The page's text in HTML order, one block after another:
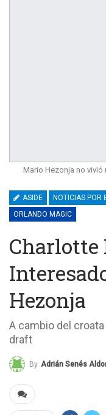
Mario Hezonja no vivió
ASIDE NOTICIAS POR
ORLANDO MAGIC
Charlotte
Hezonja
A cambio del
draft
By Adrián Senés